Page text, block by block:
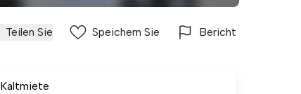
Teilen Sie Speichern Sie Bericht
Kaltmiete